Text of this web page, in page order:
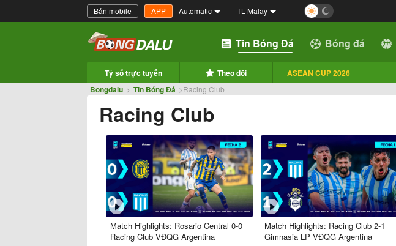
Bản mobile APP Automatic TL Malay
Tin Bóng Đá Bóng đá
Tỷ số trực tuyến Theo dõi ASEAN CUP 2026
Bongdalu > Tin Bóng Đá >Racing Club
Racing Club
Match Highlights: Rosario Central 0-0
Racing Club VĐQG Argentina
Match Highlights: Racing Club 2-1
Gimnasia LP VĐQG Argentina